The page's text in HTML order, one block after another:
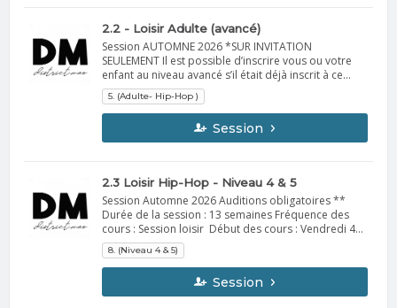
Informations supplémentaires à venir en octobre.
DM
2.2 - Loisir Adulte (avancé)
Session AUTOMNE 2026 *SUR INVITATION
SEULEMENT Il est possible d’inscrire vous ou votre
enfant au niveau avancé s’il était déjà inscrit à ce
cours lors de la dernière session ou s’il a été
sélectionné à la suite des auditions. Durée de la
session : 13 semaines Fréquence des cours : Session
loisir – 1 h15/semaine Début des cours : Vendredi 5
septembreVous recevrez, la semaine précédant le
informations importantes. À apporter : Vêtements
confortables de sport idéalement Espadrilles
d'intérieur Bouteille d'eau Spectacle fin de session :
Dates : du 4 au 6 septembre 2026 Informations
supplémentaires à venir en Octobre. DM
5. (Adulte- Hip-Hop )
Session
2.3 Loisir Hip-Hop - Niveau 4 & 5
Session Automne 2026 Auditions obligatoires **
Durée de la session : 13 semaines Fréquence des
cours : Session loisir Début des cours : Vendredi 4
septembre Vous recevrez, la semaine précédant le
début de la session, un courriel contenant toutes les
informations importantes. À apporter : Vêtements
confortables de sport idéalement Espadrilles
d'intérieur Bouteille d'eau Spectacle de fin de
8. (Niveau 4 & 5)
Session